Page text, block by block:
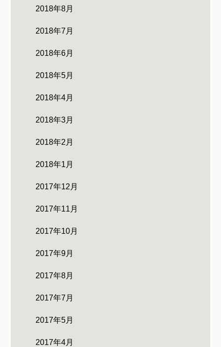
2018年8月
2018年7月
2018年6月
2018年5月
2018年4月
2018年3月
2018年2月
2018年1月
2017年12月
2017年11月
2017年10月
2017年9月
2017年8月
2017年7月
2017年5月
2017年4月